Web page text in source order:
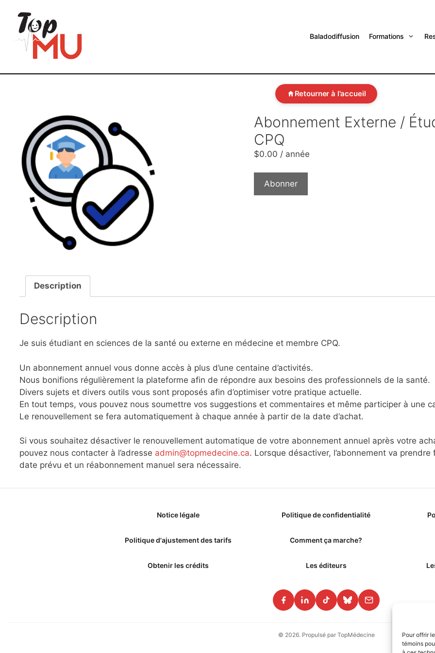
Pour offrir
témoins
Baladodiffusion Formations
Retourner à l'accueil
Abonnement Externe /
CPQ
$0.00 / année
Abonner
Description
Description
Je suis étudiant en sciences de la santé ou externe en médecine et membre CPQ.
Un abonnement annuel vous donne accès à plus d’une centaine d’activités.
Nous bonifions régulièrement la plateforme afin de répondre aux besoins des professionnels de la santé.
Divers sujets et divers outils vous sont proposés afin d’optimiser votre pratique actuelle.
En tout temps, vous pouvez nous soumettre vos suggestions et commentaires et même participer à une
Le renouvellement se fera automatiquement à chaque année à partir de la date d’achat.
Si vous souhaitez désactiver le renouvellement automatique de votre abonnement annuel après votre
pouvez nous contacter à l’adresse admin@topmedecine.ca. Lorsque désactiver, l’abonnement va prendre
date prévu et un réabonnement manuel sera nécessaire.
Notice légale Politique de confidentialité
Politique d'ajustement des tarifs Comment ça marche?
Obtenir les crédits Les éditeurs
© 2026. Propulsé par TopMédecine